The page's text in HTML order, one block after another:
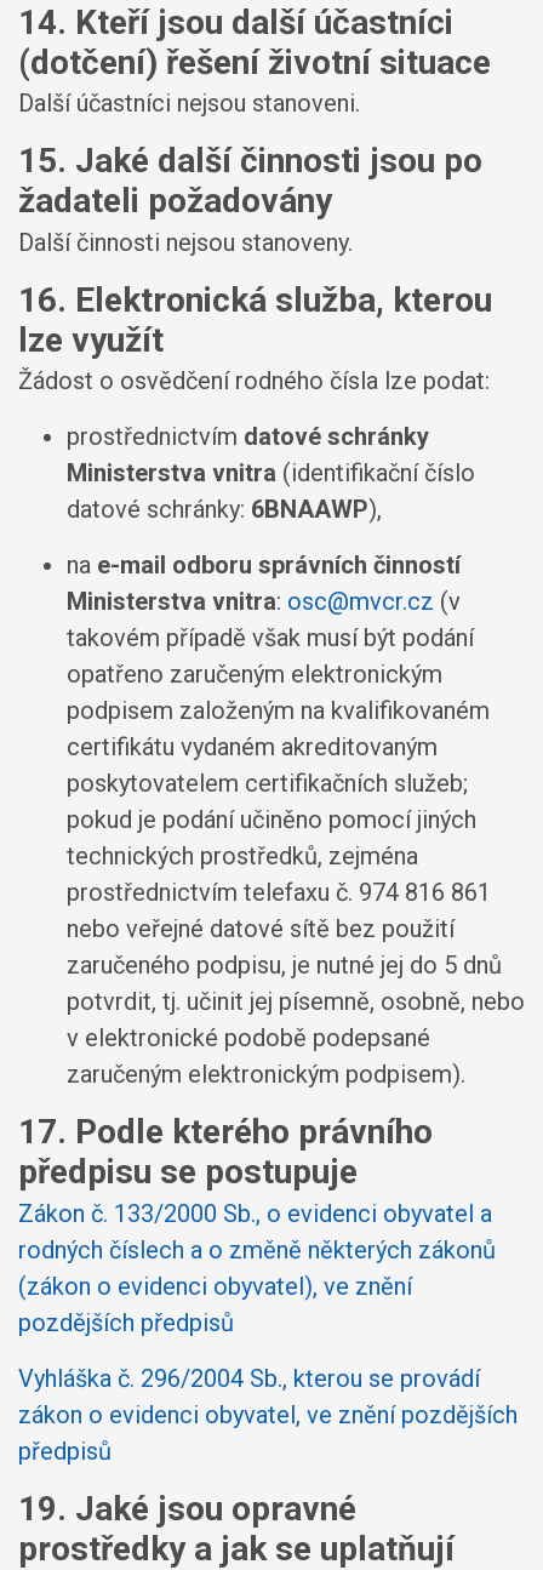
14. Kteří jsou další účastníci
(dotčení) řešení životní situace
Další účastníci nejsou stanoveni.
15. Jaké další činnosti jsou po
žadateli požadovány
Další činnosti nejsou stanoveny.
16. Elektronická služba, kterou
lze využít
Žádost o osvědčení rodného čísla lze podat:
prostřednictvím datové schránky
Ministerstva vnitra (identifikační číslo
datové schránky: 6BNAAWP),
na e-mail odboru správních činností
Ministerstva vnitra: osc@mvcr.cz (v
takovém případě však musí být podání
opatřeno zaručeným elektronickým
podpisem založeným na kvalifikovaném
certifikátu vydaném akreditovaným
poskytovatelem certifikačních služeb;
pokud je podání učiněno pomocí jiných
technických prostředků, zejména
prostřednictvím telefaxu č. 974 816 861
nebo veřejné datové sítě bez použití
zaručeného podpisu, je nutné jej do 5 dnů
potvrdit, tj. učinit jej písemně, osobně, nebo
v elektronické podobě podepsané
zaručeným elektronickým podpisem).
17. Podle kterého právního
předpisu se postupuje
Zákon č. 133/2000 Sb., o evidenci obyvatel a
rodných číslech a o změně některých zákonů
(zákon o evidenci obyvatel), ve znění
pozdějších předpisů
Vyhláška č. 296/2004 Sb., kterou se provádí
zákon o evidenci obyvatel, ve znění pozdějších
předpisů
19. Jaké jsou opravné
prostředky a jak se uplatňují